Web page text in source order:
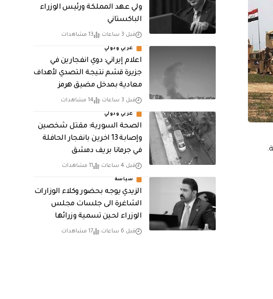
ولي عهد المملكة ورئيس الوزراء
الباكستاني
قبل 3 ساعات 13 مشاهدات
عربي ودولي
اعلام إيراني: دوي انفجارين في
جزيرة قشم نتيجة التصدي لأهداف
معادية بمدخل مضيق هرمز
قبل 3 ساعات 14 مشاهدات
عربي ودولي
الصحة السورية: مقتل شخصين
وإصابة 13 اخرين بانفجار الحافلة
في جرمانا بريف دمشق
قبل 4 ساعات 11 مشاهدات
سياسة
الزيدي يوجه بحضور وكلاء الوزارات
الشاغرة الى جلسات مجلس
الوزراء لحين تسمية وزرائها
قبل 6 ساعات 17 مشاهدات